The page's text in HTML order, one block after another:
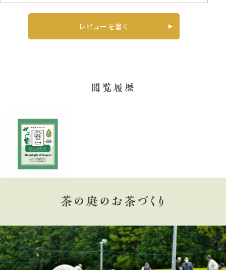
レビューを書く
閲覧履歴
茶の庭のお茶づくり